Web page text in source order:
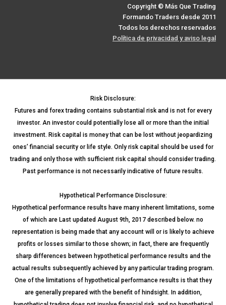
Copyright © Más Que Trading
Formando Traders desde 2011
Todos los derechos reservados
Política de privacidad y aviso legal
Risk Disclosure:
Futures and forex trading contains substantial risk and is not for every
investor. An investor could potentially lose all or more than the initial
investment. Risk capital is money that can be lost without jeopardizing
ones’ financial security or life style. Only risk capital should be used for
trading and only those with sufficient risk capital should consider trading.
Past performance is not necessarily indicative of future results.
Hypothetical Performance Disclosure:
Hypothetical performance results have many inherent limitations, some
of which are Last updated August 9th, 2017 described below. no
representation is being made that any account will or is likely to achieve
profits or losses similar to those shown; in fact, there are frequently
sharp differences between hypothetical performance results and the
actual results subsequently achieved by any particular trading program.
One of the limitations of hypothetical performance results is that they
are generally prepared with the benefit of hindsight. In addition,